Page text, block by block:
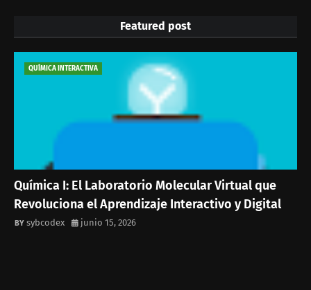
Featured post
QUÍMICA INTERACTIVA
Química I: El Laboratorio Molecular Virtual que
Revoluciona el Aprendizaje Interactivo y Digital
sybcodex junio 15, 2026